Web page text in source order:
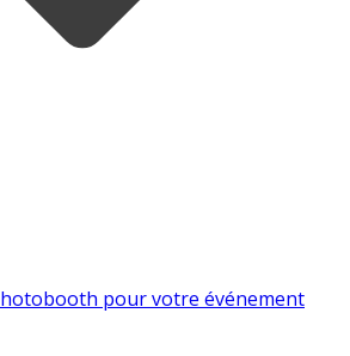
pour votre événement